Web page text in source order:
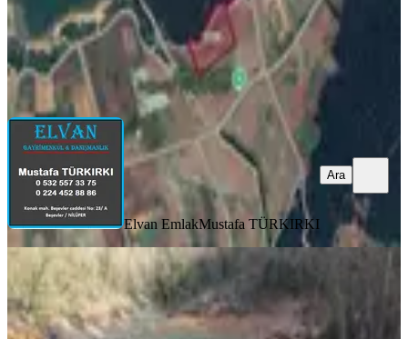
Elvan Emlak Mustafa TÜRKIRKI
Elvan EmlakMustafa TÜRKIRKI
Ara
Osmangazi Uluçam Şelalesi Olan 1680
M2 Satılık Bahçe
Osmangazi, Uluçam Mahallesi